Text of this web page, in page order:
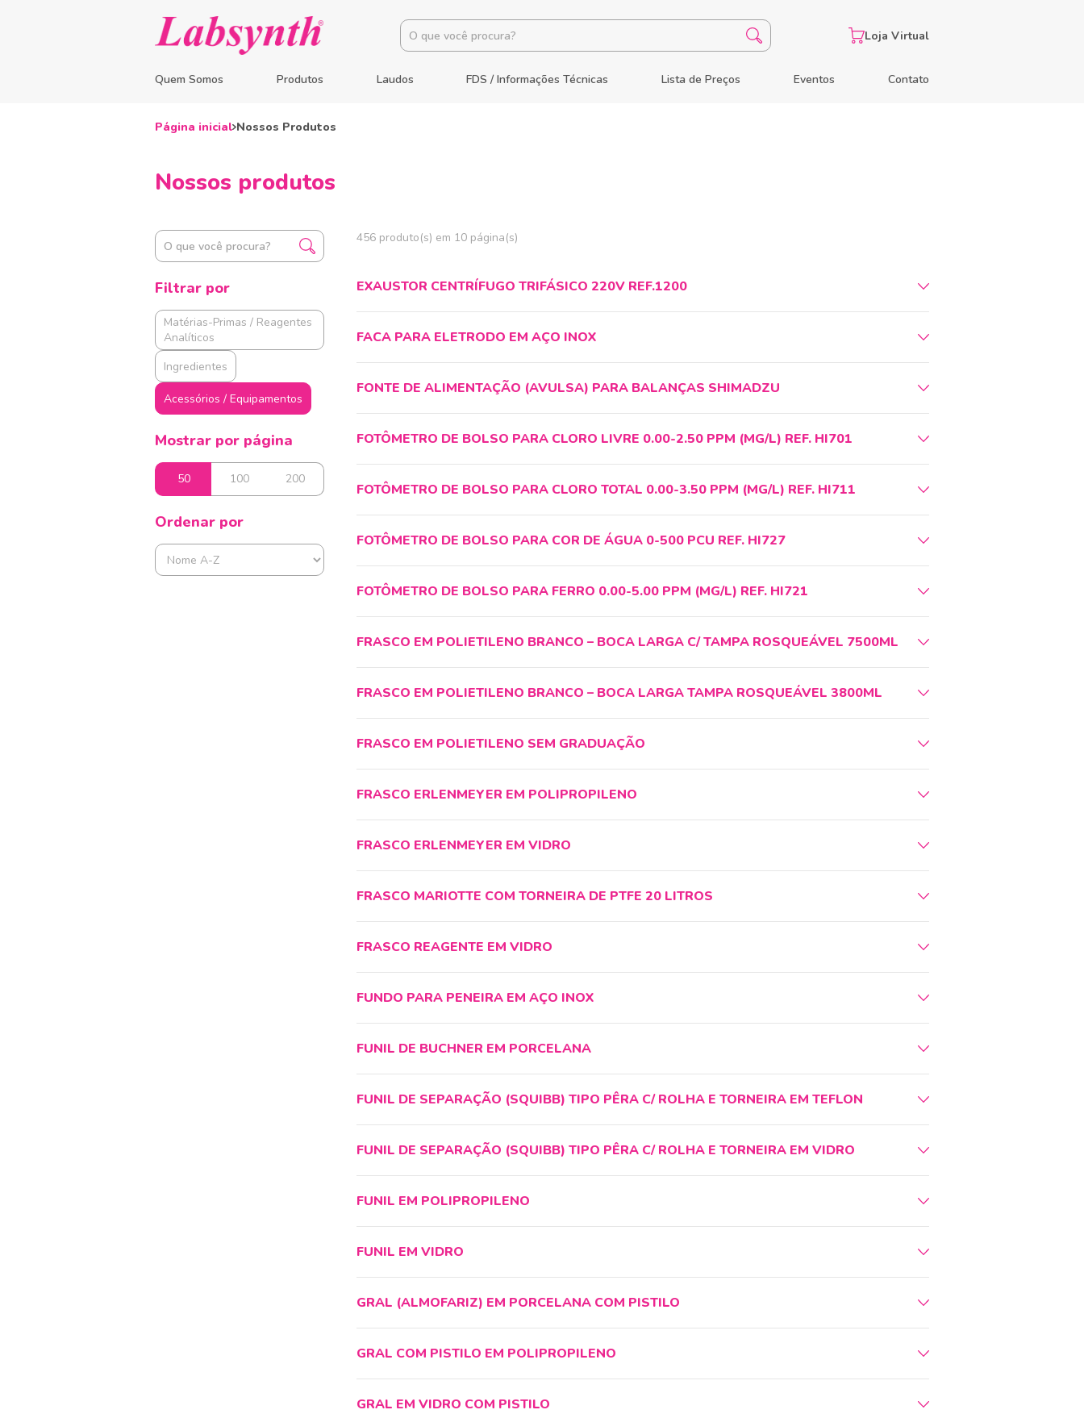
Quem Somos Produtos Laudos FDS / Informações Técnicas Lista de Preços Eventos Contato
Loja Virtual
Página inicial Nossos Produtos
Nossos produtos
Filtrar por
Matérias-Primas / Reagentes
Analíticos
Ingredientes
Acessórios / Equipamentos
Mostrar por página
50 100 200
Ordenar por
456 produto(s) em 10 página(s)
EXAUSTOR CENTRÍFUGO TRIFÁSICO 220V REF.1200
FACA PARA ELETRODO EM AÇO INOX
FONTE DE ALIMENTAÇÃO (AVULSA) PARA BALANÇAS SHIMADZU
FOTÔMETRO DE BOLSO PARA CLORO LIVRE 0.00-2.50 PPM (MG/L) REF. HI701
FOTÔMETRO DE BOLSO PARA CLORO TOTAL 0.00-3.50 PPM (MG/L) REF. HI711
FOTÔMETRO DE BOLSO PARA COR DE ÁGUA 0-500 PCU REF. HI727
FOTÔMETRO DE BOLSO PARA FERRO 0.00-5.00 PPM (MG/L) REF. HI721
FRASCO EM POLIETILENO BRANCO – BOCA LARGA C/ TAMPA ROSQUEÁVEL 7500ML
FRASCO EM POLIETILENO BRANCO – BOCA LARGA TAMPA ROSQUEÁVEL 3800ML
FRASCO EM POLIETILENO SEM GRADUAÇÃO
FRASCO ERLENMEYER EM POLIPROPILENO
FRASCO ERLENMEYER EM VIDRO
FRASCO MARIOTTE COM TORNEIRA DE PTFE 20 LITROS
FRASCO REAGENTE EM VIDRO
FUNDO PARA PENEIRA EM AÇO INOX
FUNIL DE BUCHNER EM PORCELANA
FUNIL DE SEPARAÇÃO (SQUIBB) TIPO PÊRA C/ ROLHA E TORNEIRA EM TEFLON
FUNIL DE SEPARAÇÃO (SQUIBB) TIPO PÊRA C/ ROLHA E TORNEIRA EM VIDRO
FUNIL EM POLIPROPILENO
FUNIL EM VIDRO
GRAL (ALMOFARIZ) EM PORCELANA COM PISTILO
GRAL COM PISTILO EM POLIPROPILENO
GRAL EM VIDRO COM PISTILO